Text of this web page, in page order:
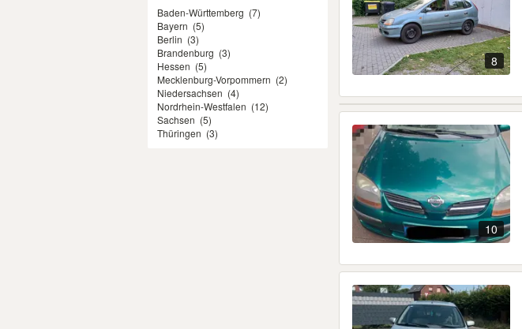
Baden-Württemberg (7)
Bayern (5)
Berlin (3)
Brandenburg (3)
Hessen (5)
Mecklenburg-Vorpommern (2)
Niedersachsen (4)
Nordrhein-Westfalen (12)
Sachsen (5)
Thüringen (3)
8
10